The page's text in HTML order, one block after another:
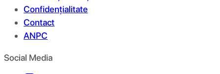
Confidențialitate
Contact
ANPC
Social Media